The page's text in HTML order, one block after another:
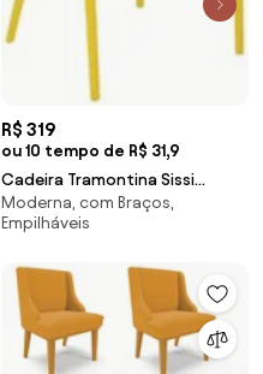
R$ 319
ou 10 tempo de R$ 31,9
Cadeira Tramontina Sissi
Amarela Empilhável em
Polipropileno e Fibra de Vidro
Moderna, com Braços,
Empilháveis